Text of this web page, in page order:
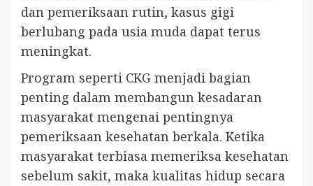
dan pemeriksaan rutin, kasus gigi
berlubang pada usia muda dapat terus
meningkat.
Program seperti CKG menjadi bagian
penting dalam membangun kesadaran
masyarakat mengenai pentingnya
pemeriksaan kesehatan berkala. Ketika
masyarakat terbiasa memeriksa kesehatan
sebelum sakit, maka kualitas hidup secara